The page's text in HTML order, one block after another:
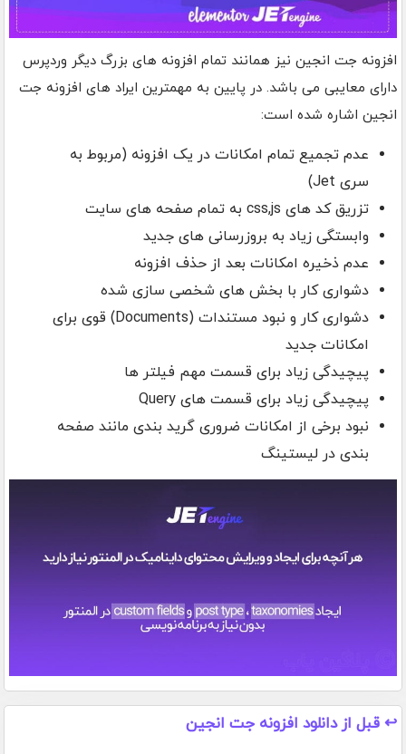
افزونه جت انجین نیز همانند تمام افزونه های بزرگ دیگر وردپرس
دارای معایبی می باشد. در پایین به مهمترین ایراد های افزونه جت
انجین اشاره شده است:
عدم تجمیع تمام امکانات در یک افزونه (مربوط به
سری Jet)
تزریق کد های css,js به تمام صفحه های سایت
وابستگی زیاد به بروزرسانی های جدید
عدم ذخیره امکانات بعد از حذف افزونه
دشواری کار با بخش های شخصی سازی شده
دشواری کار و نبود مستندات (Documents) قوی برای
امکانات جدید
پیچیدگی زیاد برای قسمت مهم فیلتر ها
پیچیدگی زیاد برای قسمت های Query
نبود برخی از امکانات ضروری گرید بندی مانند صفحه
بندی در لیستینگ
↩️ قبل از دانلود افزونه جت انجین